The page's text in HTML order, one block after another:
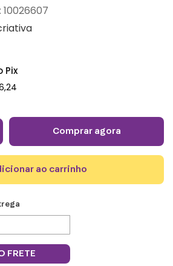
: 10026607
Pix
,24
comprar agora
ao carrinho
FRETE